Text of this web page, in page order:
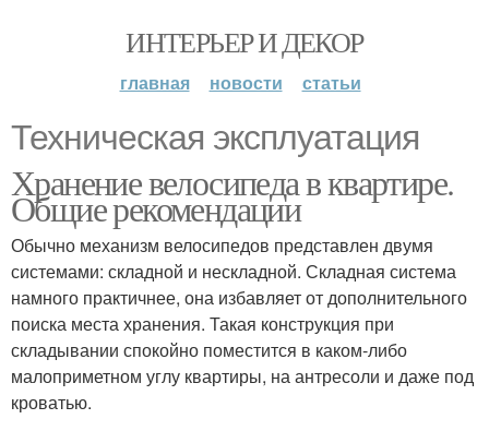
ИНТЕРЬЕР И ДЕКОР
главная новости статьи
Техническая эксплуатация
Хранение велосипеда в квартире.
Общие рекомендации
Обычно механизм велосипедов представлен двумя
системами: складной и нескладной. Складная система
намного практичнее, она избавляет от дополнительного
поиска места хранения. Такая конструкция при
складывании спокойно поместится в каком-либо
малоприметном углу квартиры, на антресоли и даже под
кроватью.